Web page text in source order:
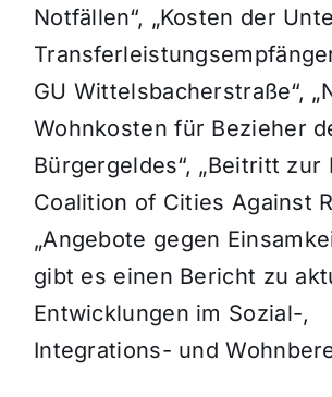
Notfällen“, „Kosten der
GU Wittelsbacherstraße“,
Wohnkosten für Bezieher
Bürgergeldes“, „Beitritt zur
Coalition of Cities Against
„Angebote gegen
gibt es einen Bericht zu
Entwicklungen im Sozial-,
Integrations- und